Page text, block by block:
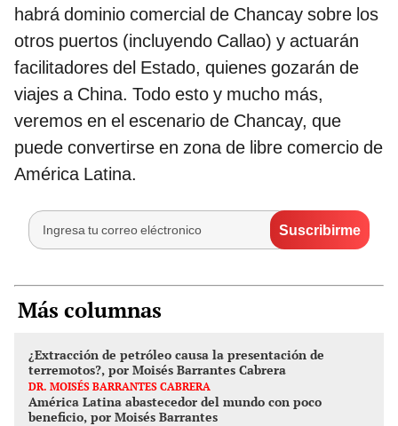
habrá dominio comercial de Chancay sobre los
otros puertos (incluyendo Callao) y actuarán
facilitadores del Estado, quienes gozarán de
viajes a China. Todo esto y mucho más,
veremos en el escenario de Chancay, que
puede convertirse en zona de libre comercio de
América Latina.
Más columnas
¿Extracción de petróleo causa la presentación de
terremotos?, por Moisés Barrantes Cabrera
DR. MOISÉS BARRANTES CABRERA
América Latina abastecedor del mundo con poco
beneficio, por Moisés Barrantes